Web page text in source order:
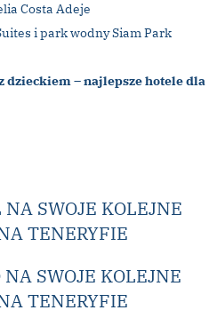
Costa Adeje
i park wodny Siam Park
dzieckiem – najlepsze hotele dla
SWOJE KOLEJNE
TENERYFIE
SWOJE KOLEJNE
TENERYFIE